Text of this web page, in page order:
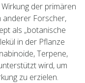
der primären
anderer Forscher,
als „botanische
in der Pflanze
Terpene,
wird, um
zu erzielen.